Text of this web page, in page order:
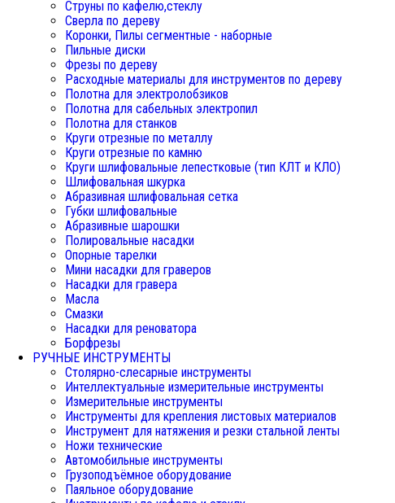
Струны по кафелю,стеклу
Сверла по дереву
Коронки, Пилы сегментные - наборные
Пильные диски
Фрезы по дереву
Расходные материалы для инструментов по дереву
Полотна для электролобзиков
Полотна для сабельных электропил
Полотна для станков
Круги отрезные по металлу
Круги отрезные по камню
Круги шлифовальные лепестковые (тип КЛТ и КЛО)
Шлифовальная шкурка
Абразивная шлифовальная сетка
Губки шлифовальные
Абразивные шарошки
Полировальные насадки
Опорные тарелки
Мини насадки для граверов
Насадки для гравера
Масла
Смазки
Насадки для реноватора
Борфрезы
РУЧНЫЕ ИНСТРУМЕНТЫ
Столярно-слесарные инструменты
Интеллектуальные измерительные инструменты
Измерительные инструменты
Инструменты для крепления листовых материалов
Инструмент для натяжения и резки стальной ленты
Ножи технические
Автомобильные инструменты
Грузоподъёмное оборудование
Паяльное оборудование